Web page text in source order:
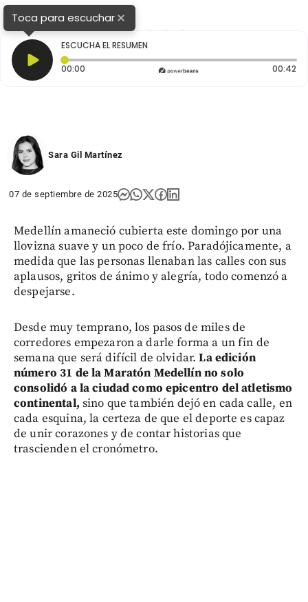
1
Toca para escuchar×
ESCUCHA EL RESUMEN
00:00 Tiempo transcurrido: 0 segundos 00:42
Sara Gil Martínez
07 de septiembre de 2025
Medellín amaneció cubierta este domingo por una
llovizna suave y un poco de frío. Paradójicamente, a
medida que las personas llenaban las calles con sus
aplausos, gritos de ánimo y alegría, todo comenzó a
despejarse.
Desde muy temprano, los pasos de miles de
corredores empezaron a darle forma a un fin de
semana que será difícil de olvidar.La edición
número 31 de la Maratón Medellín no solo
consolidó a la ciudad como epicentro del atletismo
continental, sino que también dejó en cada calle, en
cada esquina, la certeza de que el deporte es capaz
de unir corazones y de contar historias que
trascienden el cronómetro.